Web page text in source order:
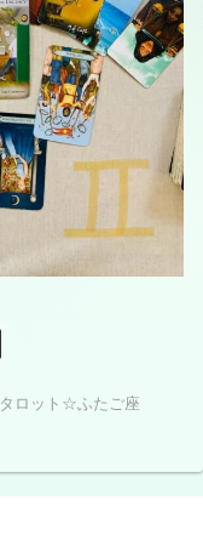
タロット☆ふたご座